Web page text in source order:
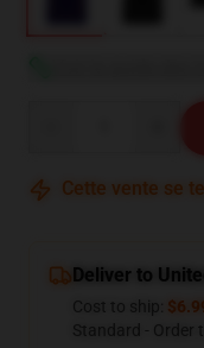
Cette vente se
Deliver to
Cost to ship:
Standard - Order